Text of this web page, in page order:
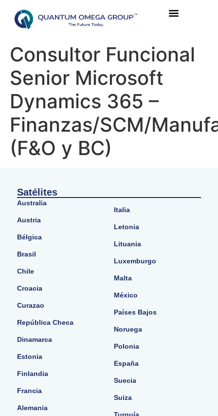
Consultor Funcional
Senior Microsoft
Dynamics 365 –
Finanzas/SCM/
(F&O y BC)
Satélites
Australia
Austria
Bélgica
Brasil
Chile
Croacia
Curazao
República Checa
Dinamarca
Estonia
Finlandia
Francia
Alemania
Italia
Letonia
Lituania
Luxemburgo
Malta
México
Países Bajos
Noruega
Polonia
España
Suecia
Suiza